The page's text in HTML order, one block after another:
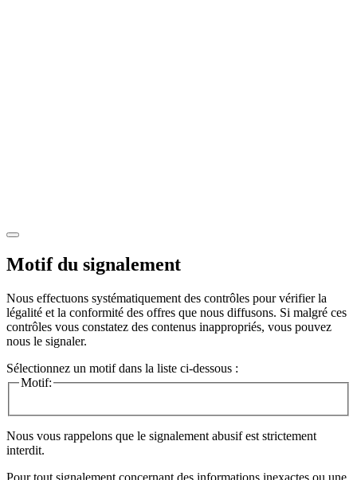
Motif du signalement
Nous effectuons systématiquement des contrôles pour vérifier la
légalité et la conformité des offres que nous diffusons. Si malgré ces
contrôles vous constatez des contenus inappropriés, vous pouvez
nous le signaler.
Sélectionnez un motif dans la liste ci-dessous :
Motif:
Nous vous rappelons que le signalement abusif est strictement
interdit.